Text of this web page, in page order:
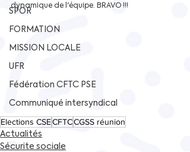
SPOR
FORMATION
MISSION LOCALE
UFR
Fédération CFTC PSE
Communiqué intersyndical
dynamique de l'équipe. BRAVO !!!
Elections CSECFTCCGSS réunion
Actualités
Sécurite sociale